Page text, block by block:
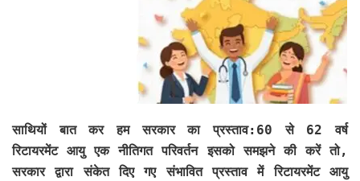
साथियों बात कर हम सरकार का प्रस्ताव:60 से 62 वर्ष
रिटायरमेंट आयु एक नीतिगत परिवर्तन इसको समझने की करें तो,
सरकार द्वारा संकेत दिए गए संभावित प्रस्ताव में रिटायरमेंट आयु